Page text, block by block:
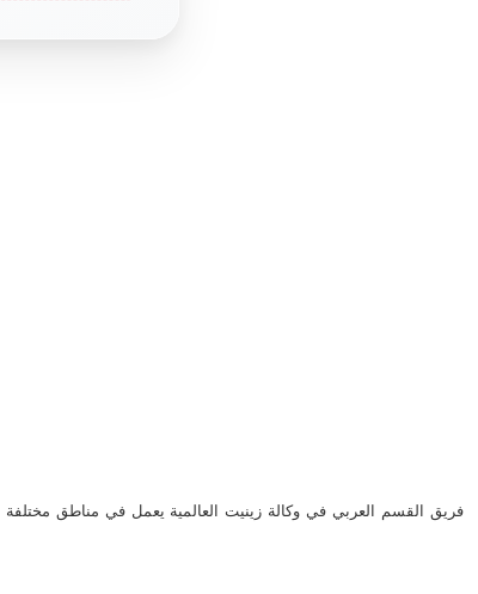
فريق القسم العربي في وكالة زينيت العالمية يعمل في مناطق